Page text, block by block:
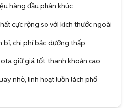
hàng đầu phân khúc
cực rộng so với kích thước ngoài
bỉ, chi phí bảo dưỡng thấp
giữ giá tốt, thanh khoản cao
nhỏ, linh hoạt luồn lách phố